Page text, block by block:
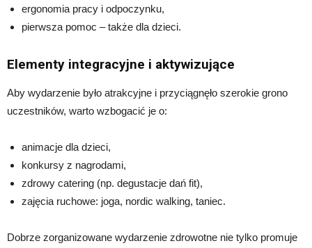
ergonomia pracy i odpoczynku,
pierwsza pomoc – także dla dzieci.
Elementy integracyjne i aktywizujące
Aby wydarzenie było atrakcyjne i przyciągnęło szerokie grono
uczestników, warto wzbogacić je o:
animacje dla dzieci,
konkursy z nagrodami,
zdrowy catering (np. degustacje dań fit),
zajęcia ruchowe: joga, nordic walking, taniec.
Dobrze zorganizowane wydarzenie zdrowotne nie tylko promuje